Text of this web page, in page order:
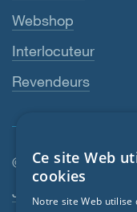
Webshop
Interlocuteur
Revendeurs
© SIGA 2026
Jobs
Ce site Web
cookies
Notre site Web utilise